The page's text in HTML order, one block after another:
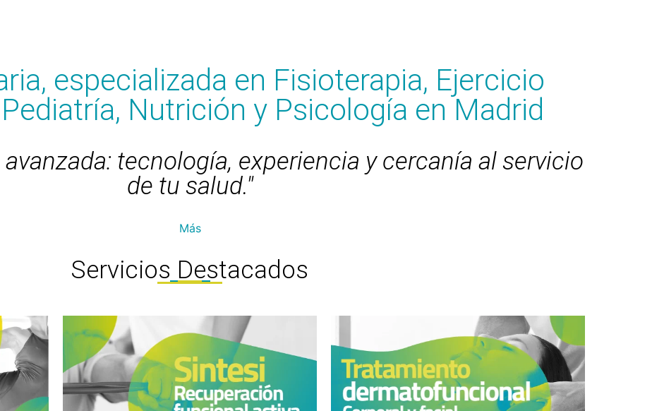
especializada en Fisioterapia, Ejercicio
Nutrición y Psicología en Madrid
tecnología, experiencia y cercanía al servicio
de tu salud."
Más
Servicios Destacados